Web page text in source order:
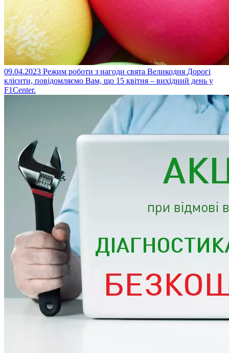
09.04.2023 Режим роботи з нагоди свята Великодня Дорогі
клієнти, повідомляємо Вам, що 15 квітня – вихідний день у
F1Center.